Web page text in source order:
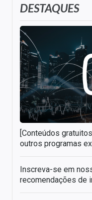
DESTAQUES
[Conteúdos
outros programas
Inscreva-se em
recomendações de